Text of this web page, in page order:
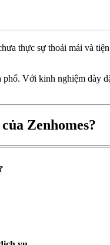
thực sự thoải mái và
Với kinh nghiệm dày
Zenhomes?